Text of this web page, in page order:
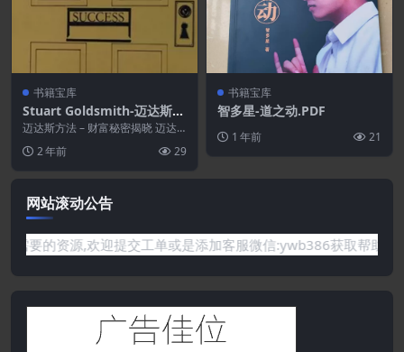
书籍宝库
Stuart Goldsmith-迈达斯方
法[Kindle 版]
迈达斯方法 – 财富秘密揭晓 迈达
藏力...2 年前 29
书籍宝库
智多星-道之动.PDF
1 年前 21
网站滚动公告
站没有你需要的资源,欢迎提交工单或是添加客服微信:ywb386